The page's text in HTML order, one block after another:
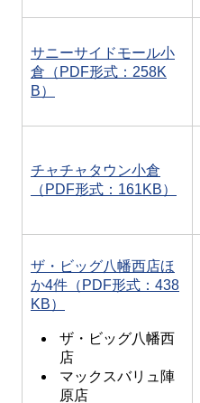
サニーサイドモール小
倉（PDF形式：258K
B）
チャチャタウン小倉
（PDF形式：161KB）
ザ・ビッグ八幡西店ほ
か4件（PDF形式：438
KB）
ザ・ビッグ八幡西
店
マックスバリュ陣
原店